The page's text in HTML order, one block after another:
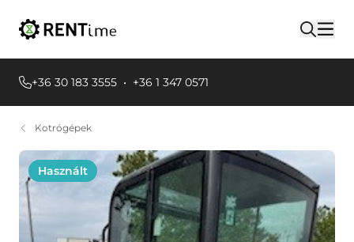
+36 30 183 3555 • +36 1 347 0571
Kotrógépek
Használt